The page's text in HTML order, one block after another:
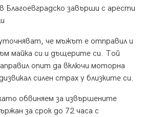
Благоевградско завърши с арести
че мъжът е отправил и
майка си и дъщерите си. Той
опит да включи моторна
силен страх у близките си.
обвиняем за извършените
за срок до 72 часа с